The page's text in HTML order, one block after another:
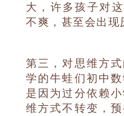
大，许多孩子对
不爽，甚至会出现
第三，对思维方
学的牛蛙们初中
是因为过分依赖
维方式不转变，